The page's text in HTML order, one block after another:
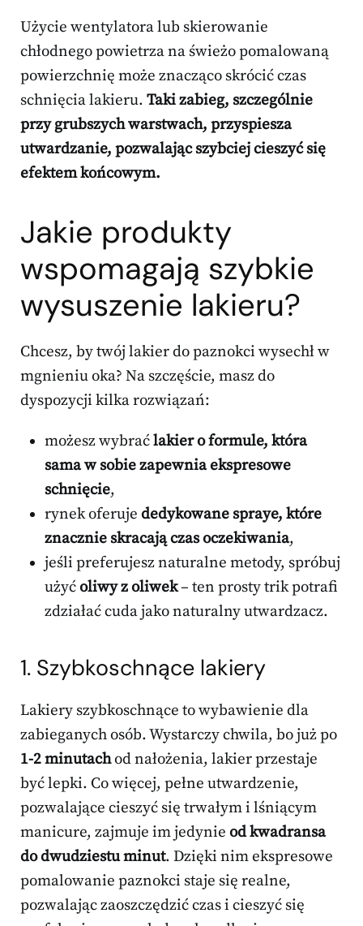
Użycie wentylatora lub skierowanie
chłodnego powietrza na świeżo pomalowaną
powierzchnię może znacząco skrócić czas
schnięcia lakieru. Taki zabieg, szczególnie
przy grubszych warstwach, przyspiesza
utwardzanie, pozwalając szybciej cieszyć się
efektem końcowym.
Jakie produkty
wspomagają szybkie
wysuszenie lakieru?
Chcesz, by twój lakier do paznokci wysechł w
mgnieniu oka? Na szczęście, masz do
dyspozycji kilka rozwiązań:
możesz wybraćlakier o formule, która
sama w sobie zapewnia ekspresowe
schnięcie,
rynek oferuje dedykowane spraye, które
znacznie skracają czas oczekiwania,
jeśli preferujesz naturalne metody, spróbuj
użyćoliwy z oliwek– ten prosty trik potrafi
zdziałać cuda jako naturalny utwardzacz.
1. Szybkoschnące lakiery
Lakiery szybkoschnące to wybawienie dla
zabieganych osób. Wystarczy chwila, bo już po
1-2 minutachod nałożenia, lakier przestaje
być lepki. Co więcej, pełne utwardzenie,
pozwalające cieszyć się trwałym i lśniącym
manicure, zajmuje im jedynie od kwadransa
do dwudziestu minut. Dzięki nim ekspresowe
pomalowanie paznokci staje się realne,
pozwalając zaoszczędzić czas i cieszyć się